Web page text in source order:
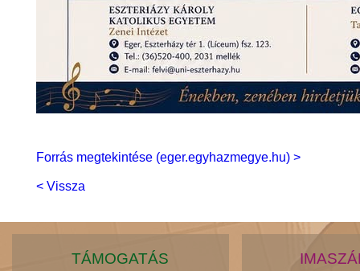
Forrás megtekintése (eger.egyhazmegye.hu) >
< Vissza
TÁMOGATÁS